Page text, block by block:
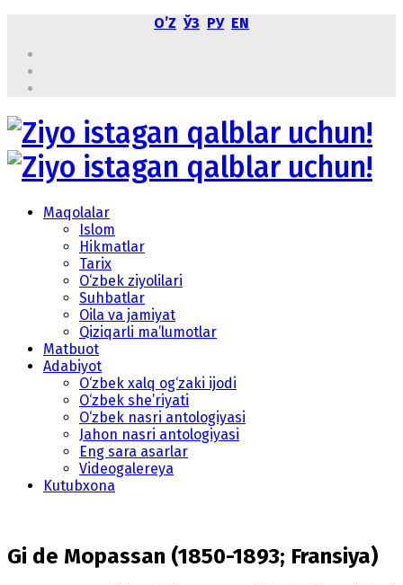
OʼZ ЎЗ РУ EN
Maqolalar
Islom
Hikmatlar
Tarix
O‘zbek ziyolilari
Suhbatlar
Oila va jamiyat
Qiziqarli ma’lumotlar
Matbuot
Adabiyot
O‘zbek xalq og‘zaki ijodi
O‘zbek she’riyati
O‘zbek nasri antologiyasi
Jahon nasri antologiyasi
Eng sara asarlar
Videogalereya
Kutubxona
Gi de Mopassan (1850-1893; Fransiya)